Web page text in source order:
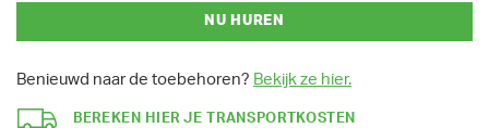
NU HUREN
Benieuwd naar de toebehoren? Bekijk ze hier.
BEREKEN HIER JE TRANSPORTKOSTEN